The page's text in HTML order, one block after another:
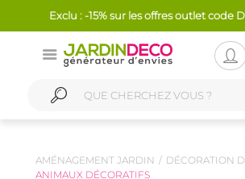
Exclu : -15% sur les offres outlet code
AMÉNAGEMENT JARDIN
DÉCORATION
ANIMAUX DÉCORATIFS